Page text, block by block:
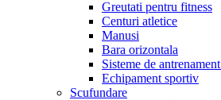
Greutati pentru fitness
Centuri atletice
Manusi
Bara orizontala
Sisteme de
Echipament sportiv
Scufundare